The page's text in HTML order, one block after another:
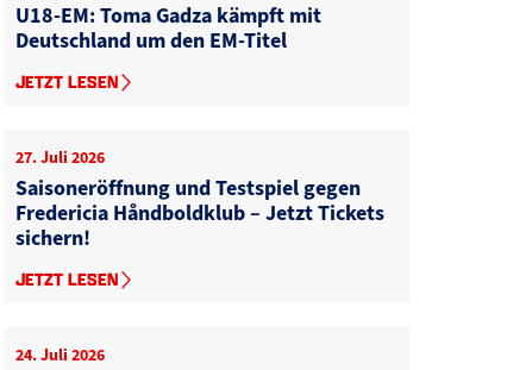
U18-EM: Toma Gadza kämpft mit
Deutschland um den EM-Titel
JETZT LESEN
27. Juli 2026
Saisoneröffnung und Testspiel gegen
Fredericia Håndboldklub – Jetzt Tickets
sichern!
JETZT LESEN
24. Juli 2026